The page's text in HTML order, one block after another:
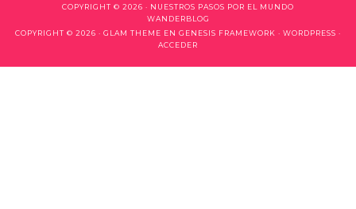
COPYRIGHT © 2026 · NUESTROS PASOS POR EL MUNDO
WANDERBLOG
COPYRIGHT © 2026 · GLAM THEME EN GENESIS FRAMEWORK · WORDPRESS ·
ACCEDER